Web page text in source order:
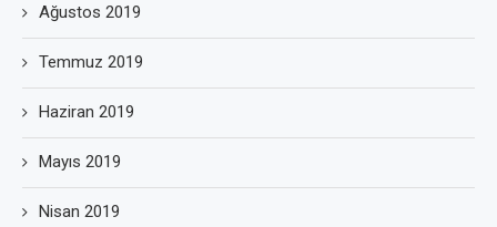
Ağustos 2019
Temmuz 2019
Haziran 2019
Mayıs 2019
Nisan 2019